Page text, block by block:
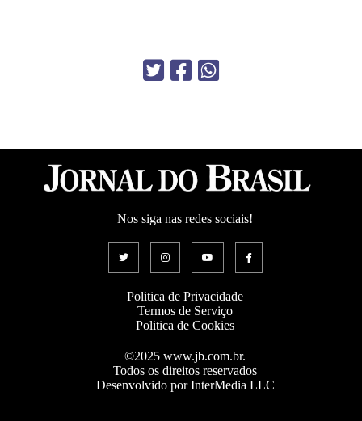
Nos siga nas redes sociais!
Politica de Privacidade
Termos de Serviço
Politica de Cookies
©2025 www.jb.com.br.
Todos os direitos reservados
Desenvolvido por InterMedia LLC